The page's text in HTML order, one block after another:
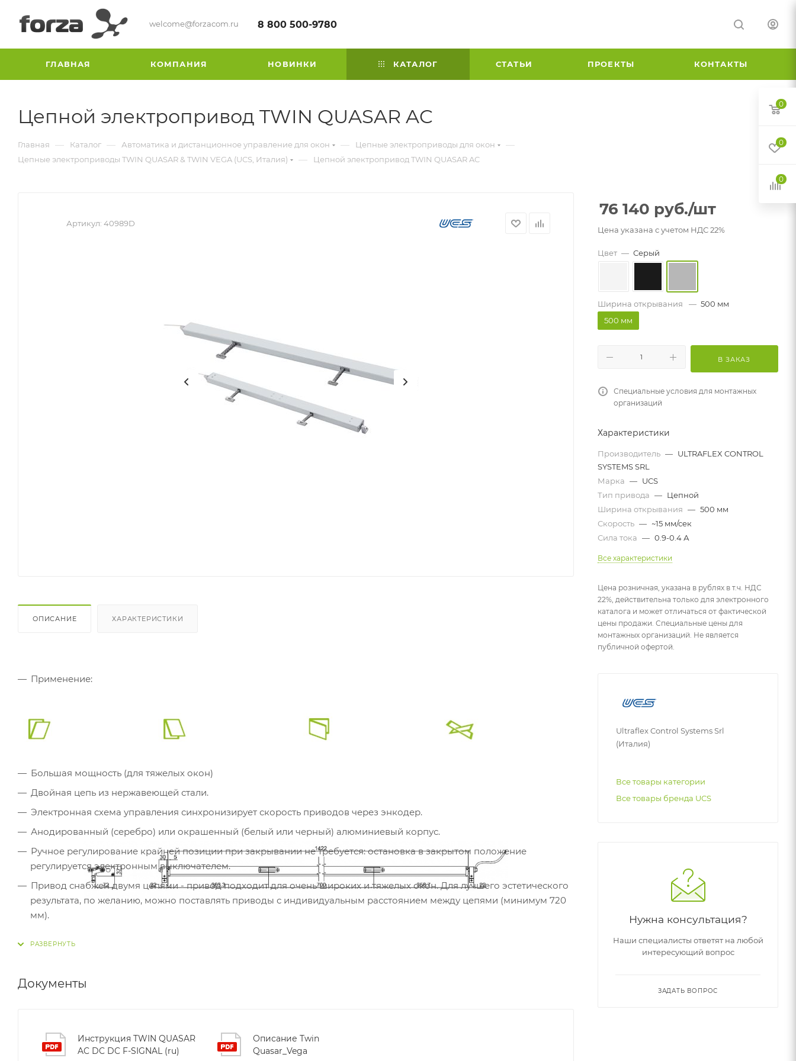
welcome@forzacom.ru 8 800 500-9780
ГЛАВНАЯ КОМПАНИЯ НОВИНКИ КАТАЛОГ СТАТЬИ ПРОЕКТЫ КОНТАКТЫ
Цепной электропривод TWIN QUASAR AC
Главная — Каталог — Автоматика и дистанционное управление для окон — Цепные электроприводы для окон —
Цепные электроприводы TWIN QUASAR & TWIN VEGA (UCS, Италия) — Цепной электропривод TWIN QUASAR AC
Артикул: 40989D
ОПИСАНИЕ ХАРАКТЕРИСТИКИ
Применение:
Большая мощность (для тяжелых окон)
Двойная цепь из нержавеющей стали.
Электронная схема управления синхронизирует скорость приводов через энкодер.
Анодированный (серебро) или окрашенный (белый или черный) алюминиевый корпус.
Ручное регулирование крайней позиции при закрывании не требуется: остановка в закрытом положение
регулируется электронным выключателем.
Привод снабжен двумя цепями - привод подходит для очень широких и тяжелых окон. Для лучшего эстетического
результата, по желанию, можно поставлять приводы с индивидуальным расстоянием между цепями (минимум 720
мм).
Возможна установка на окна с параллельно-выдвижным открыванием.
По запросу поставляется синхронная версия приводов с разным усилием и скоростью.
Габаритные размеры:
Документы
Инструкция TWIN QUASAR
AC DC DC F-SIGNAL (ru)
Описание Twin
Quasar_Vega
76 140 руб./шт
Цена указана с учетом НДС 22%
Цвет — Серый
Ширина открывания — 500 мм
500 мм
В ЗАКАЗ
Специальные условия для монтажных
организаций
Характеристики
Производитель — ULTRAFLEX CONTROL
SYSTEMS SRL
Марка — UCS
Тип привода — Цепной
Ширина открывания — 500 мм
Скорость — ~15 мм/сек
Сила тока — 0.9-0.4 А
Все характеристики
Цена розничная, указана в рублях в т.ч. НДС
22%, действительна только для электронного
каталога и может отличаться от фактической
цены продажи. Специальные цены для
монтажных организаций. Не является
публичной офертой.
Ultraflex Control Systems Srl
(Италия)
Все товары категории
Все товары бренда UCS
Нужна консультация?
Наши специалисты ответят на любой
интересующий вопрос
ЗАДАТЬ ВОПРОС
0
0
0